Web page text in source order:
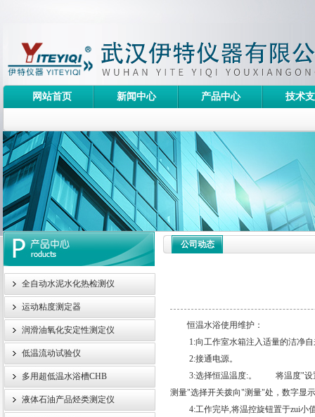
武汉伊特仪器有限公司
网站首页 新闻中心 产品中心 技术
公司动态
恒温水浴使用维护：
1:向工作室水箱注入适量的洁净自
2:接通电源。
3:选择恒温温度:。 将温度"设置
测量"选择开关拨向"测量"处，数字显
4:工作完毕,将温控旋钮置于zui小
全自动水泥水化热检测仪
运动粘度测定器
润滑油氧化安定性测定仪
低温流动试验仪
多用超低温水浴槽CHB
液体石油产品烃类测定仪